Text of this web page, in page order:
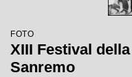
FOTO
XIII Festival
Sanremo